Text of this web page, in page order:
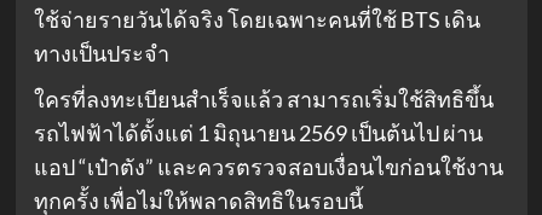
ใช้จ่ายรายวันได้จริง โดยเฉพาะคนที่ใช้ BTS เดิน
ทางเป็นประจำ
ใครที่ลงทะเบียนสำเร็จแล้ว สามารถเริ่มใช้สิทธิขึ้น
รถไฟฟ้าได้ตั้งแต่ 1 มิถุนายน 2569 เป็นต้นไป ผ่าน
แอป “เป๋าตัง” และควรตรวจสอบเงื่อนไขก่อนใช้งาน
ทุกครั้ง เพื่อไม่ให้พลาดสิทธิในรอบนี้